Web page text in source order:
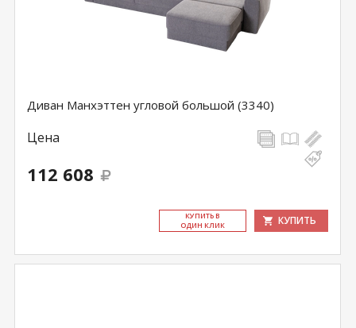
Диван Манхэттен угловой большой (3340)
Цена
112 608
КУ­ПИТЬ В
ОДИН КЛИК
КУПИТЬ